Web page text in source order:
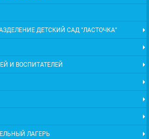
ДЕТСКИЙ САД "ЛАСТОЧКА"
И ВОСПИТАТЕЛЕЙ
ЛАГЕРЬ